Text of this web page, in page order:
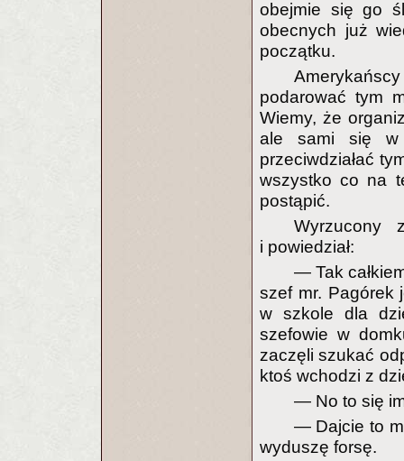
obejmie się go
obecnych już
początku.
podarować tym
Wiemy, że
ale sami się w
przeciwdziałać
wszystko co na
postąpić.
Wyrzucony
i powiedział:
— Tak
szef mr. Pagórek
w szkole dla
szefowie w
zaczęli szukać
ktoś wchodzi z
— No to się
— Dajcie to
wyduszę forsę.